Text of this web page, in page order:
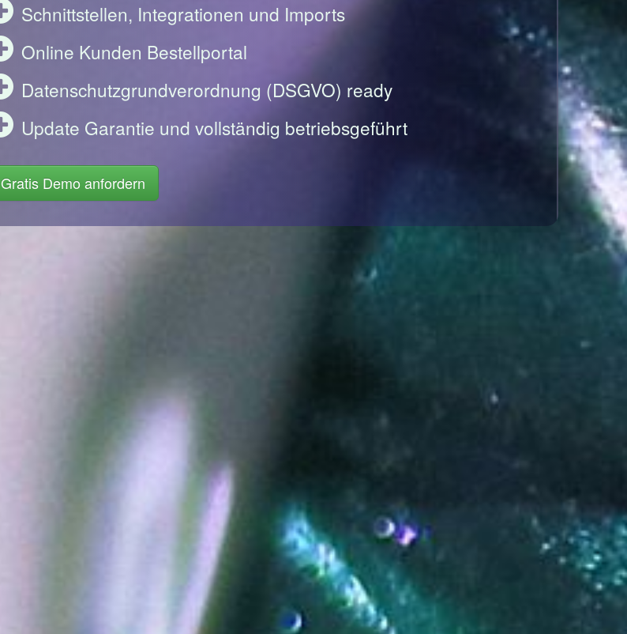
Schnittstellen, Integrationen und Imports
Online Kunden Bestellportal
Datenschutzgrundverordnung (DSGVO) ready
Update Garantie und vollständig betriebsgeführt
Gratis Demo anfordern